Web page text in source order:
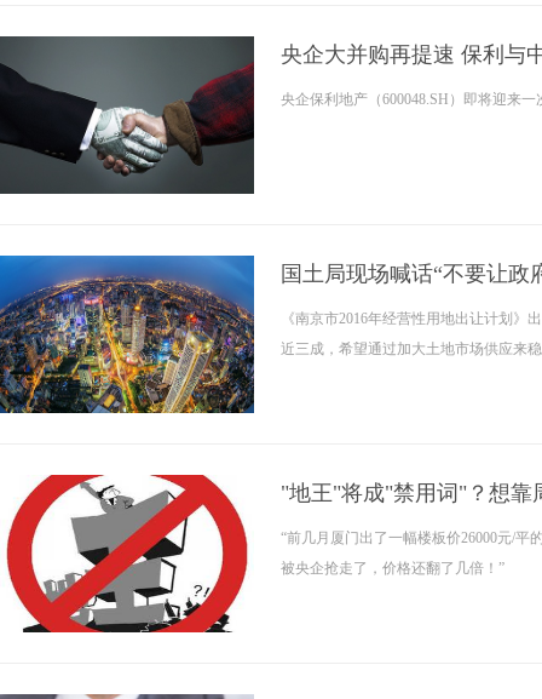
央企大并购再提速 保利与
央企保利地产（600048.SH）即将迎来
国土局现场喊话“不要让政
《南京市2016年经营性用地出让计划
近三成，希望通过加大土地市场供应来
"地王"将成"禁用词"？想靠
“前几月厦门出了一幅楼板价26000元/平
被央企抢走了，价格还翻了几倍！”